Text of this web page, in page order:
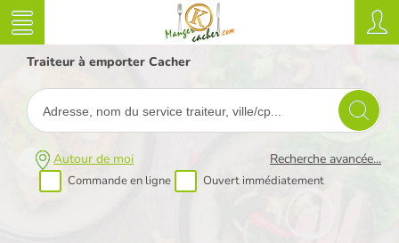
Traiteur à emporter Cacher
Autour de moi
Commande en ligne Ouvert immédiatement
Recherche avancée...